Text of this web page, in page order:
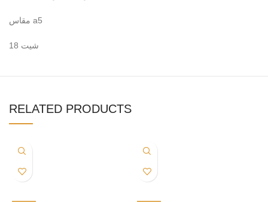
مقاس a5
18 شيت
RELATED PRODUCTS